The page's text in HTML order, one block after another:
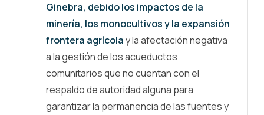
Ginebra, debido los impactos de la
minería, los monocultivos y la expansión
frontera agrícolay la afectación negativa
a la gestión de los acueductos
comunitarios que no cuentan con el
respaldo de autoridad alguna para
garantizar la permanencia de las fuentes y